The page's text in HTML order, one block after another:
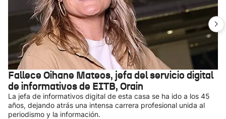
Fallece Oihane Mateos, jefa del servicio digital
de informativos de EITB, Orain
La jefa de informativos digital de esta casa se ha ido a los 45
años, dejando atrás una intensa carrera profesional unida al
periodismo y la información.